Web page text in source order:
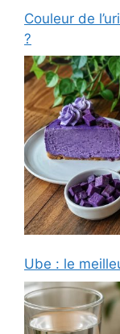
Couleur de
?
Ube : le